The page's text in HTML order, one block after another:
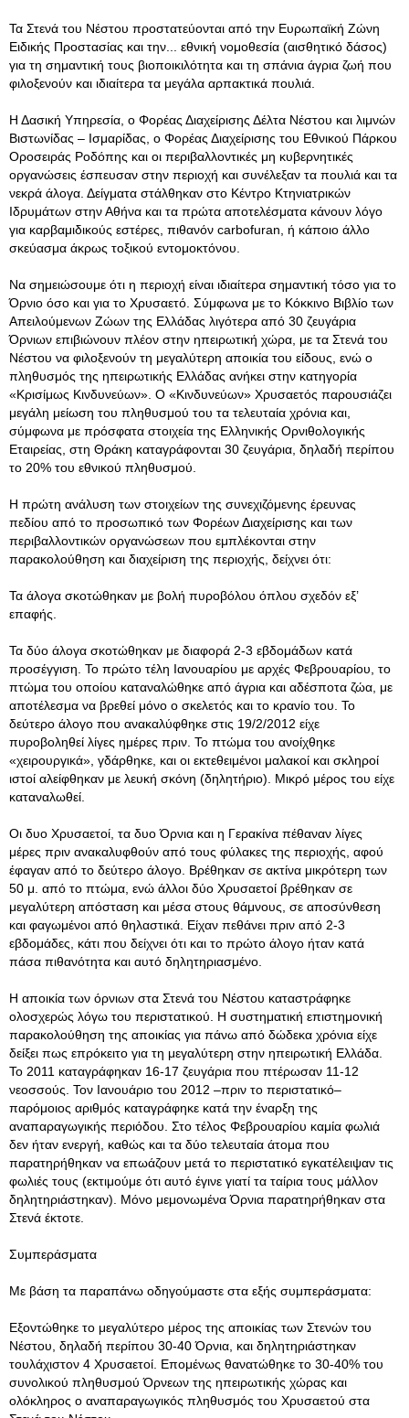
Τα Στενά του Νέστου προστατεύονται από την Ευρωπαϊκή Ζώνη
Ειδικής Προστασίας και την... εθνική νομοθεσία (αισθητικό δάσος)
για τη σημαντική τους βιοποικιλότητα και τη σπάνια άγρια ζωή που
φιλοξενούν και ιδιαίτερα τα μεγάλα αρπακτικά πουλιά.
Η Δασική Υπηρεσία, ο Φορέας Διαχείρισης Δέλτα Νέστου και λιμνών
Βιστωνίδας – Ισμαρίδας, ο Φορέας Διαχείρισης του Εθνικού Πάρκου
Οροσειράς Ροδόπης και οι περιβαλλοντικές μη κυβερνητικές
οργανώσεις έσπευσαν στην περιοχή και συνέλεξαν τα πουλιά και τα
νεκρά άλογα. Δείγματα στάλθηκαν στο Κέντρο Κτηνιατρικών
Ιδρυμάτων στην Αθήνα και τα πρώτα αποτελέσματα κάνουν λόγο
για καρβαμιδικούς εστέρες, πιθανόν carbofuran, ή κάποιο άλλο
σκεύασμα άκρως τοξικού εντομοκτόνου.
Να σημειώσουμε ότι η περιοχή είναι ιδιαίτερα σημαντική τόσο για το
Όρνιο όσο και για το Χρυσαετό. Σύμφωνα με το Κόκκινο Βιβλίο των
Απειλούμενων Ζώων της Ελλάδας λιγότερα από 30 ζευγάρια
Όρνιων επιβιώνουν πλέον στην ηπειρωτική χώρα, με τα Στενά του
Νέστου να φιλοξενούν τη μεγαλύτερη αποικία του είδους, ενώ ο
πληθυσμός της ηπειρωτικής Ελλάδας ανήκει στην κατηγορία
«Κρισίμως Κινδυνεύων». Ο «Κινδυνεύων» Χρυσαετός παρουσιάζει
μεγάλη μείωση του πληθυσμού του τα τελευταία χρόνια και,
σύμφωνα με πρόσφατα στοιχεία της Ελληνικής Ορνιθολογικής
Εταιρείας, στη Θράκη καταγράφονται 30 ζευγάρια, δηλαδή περίπου
το 20% του εθνικού πληθυσμού.
Η πρώτη ανάλυση των στοιχείων της συνεχιζόμενης έρευνας
πεδίου από το προσωπικό των Φορέων Διαχείρισης και των
περιβαλλοντικών οργανώσεων που εμπλέκονται στην
παρακολούθηση και διαχείριση της περιοχής, δείχνει ότι:
Τα άλογα σκοτώθηκαν με βολή πυροβόλου όπλου σχεδόν εξ’
επαφής.
Τα δύο άλογα σκοτώθηκαν με διαφορά 2-3 εβδομάδων κατά
προσέγγιση. Το πρώτο τέλη Ιανουαρίου με αρχές Φεβρουαρίου, το
πτώμα του οποίου καταναλώθηκε από άγρια και αδέσποτα ζώα, με
αποτέλεσμα να βρεθεί μόνο ο σκελετός και το κρανίο του. Το
δεύτερο άλογο που ανακαλύφθηκε στις 19/2/2012 είχε
πυροβοληθεί λίγες ημέρες πριν. Το πτώμα του ανοίχθηκε
«χειρουργικά», γδάρθηκε, και οι εκτεθειμένοι μαλακοί και σκληροί
ιστοί αλείφθηκαν με λευκή σκόνη (δηλητήριο). Μικρό μέρος του είχε
καταναλωθεί.
Οι δυο Χρυσαετοί, τα δυο Όρνια και η Γερακίνα πέθαναν λίγες
μέρες πριν ανακαλυφθούν από τους φύλακες της περιοχής, αφού
έφαγαν από το δεύτερο άλογο. Βρέθηκαν σε ακτίνα μικρότερη των
50 μ. από το πτώμα, ενώ άλλοι δύο Χρυσαετοί βρέθηκαν σε
μεγαλύτερη απόσταση και μέσα στους θάμνους, σε αποσύνθεση
και φαγωμένοι από θηλαστικά. Είχαν πεθάνει πριν από 2-3
εβδομάδες, κάτι που δείχνει ότι και το πρώτο άλογο ήταν κατά
πάσα πιθανότητα και αυτό δηλητηριασμένο.
Η αποικία των όρνιων στα Στενά του Νέστου καταστράφηκε
ολοσχερώς λόγω του περιστατικού. Η συστηματική επιστημονική
παρακολούθηση της αποικίας για πάνω από δώδεκα χρόνια είχε
δείξει πως επρόκειτο για τη μεγαλύτερη στην ηπειρωτική Ελλάδα.
Το 2011 καταγράφηκαν 16-17 ζευγάρια που πτέρωσαν 11-12
νεοσσούς. Τον Ιανουάριο του 2012 –πριν το περιστατικό–
παρόμοιος αριθμός καταγράφηκε κατά την έναρξη της
αναπαραγωγικής περιόδου. Στο τέλος Φεβρουαρίου καμία φωλιά
δεν ήταν ενεργή, καθώς και τα δύο τελευταία άτομα που
παρατηρήθηκαν να επωάζουν μετά το περιστατικό εγκατέλειψαν τις
φωλιές τους (εκτιμούμε ότι αυτό έγινε γιατί τα ταίρια τους μάλλον
δηλητηριάστηκαν). Μόνο μεμονωμένα Όρνια παρατηρήθηκαν στα
Στενά έκτοτε.
Συμπεράσματα
Με βάση τα παραπάνω οδηγούμαστε στα εξής συμπεράσματα:
Εξοντώθηκε το μεγαλύτερο μέρος της αποικίας των Στενών του
Νέστου, δηλαδή περίπου 30-40 Όρνια, και δηλητηριάστηκαν
τουλάχιστον 4 Χρυσαετοί. Επομένως θανατώθηκε το 30-40% του
συνολικού πληθυσμού Όρνεων της ηπειρωτικής χώρας και
ολόκληρος ο αναπαραγωγικός πληθυσμός του Χρυσαετού στα